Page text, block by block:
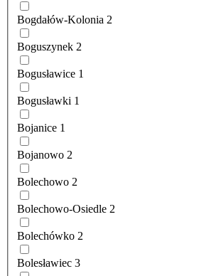
Bogdałów-Kolonia 2
Boguszynek 2
Bogusławice 1
Bogusławki 1
Bojanice 1
Bojanowo 2
Bolechowo 2
Bolechowo-Osiedle 2
Bolechówko 2
Bolesławiec 3